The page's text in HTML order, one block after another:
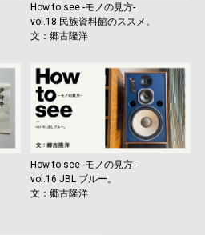
How to see -モノの見方-
vol.18 民族資料館のススメ。
文：郷古隆洋
How to see -モノの見方-
vol.16 JBL ブルー。
文：郷古隆洋